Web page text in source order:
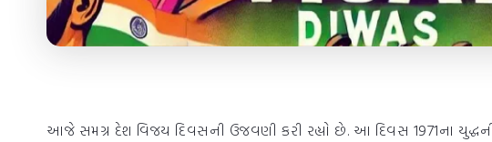
આજે સમગ્ર દેશ વિજય દિવસની ઉજવણી કરી રહ્યો છે. આ દિવસ 1971ના યુદ્ધની